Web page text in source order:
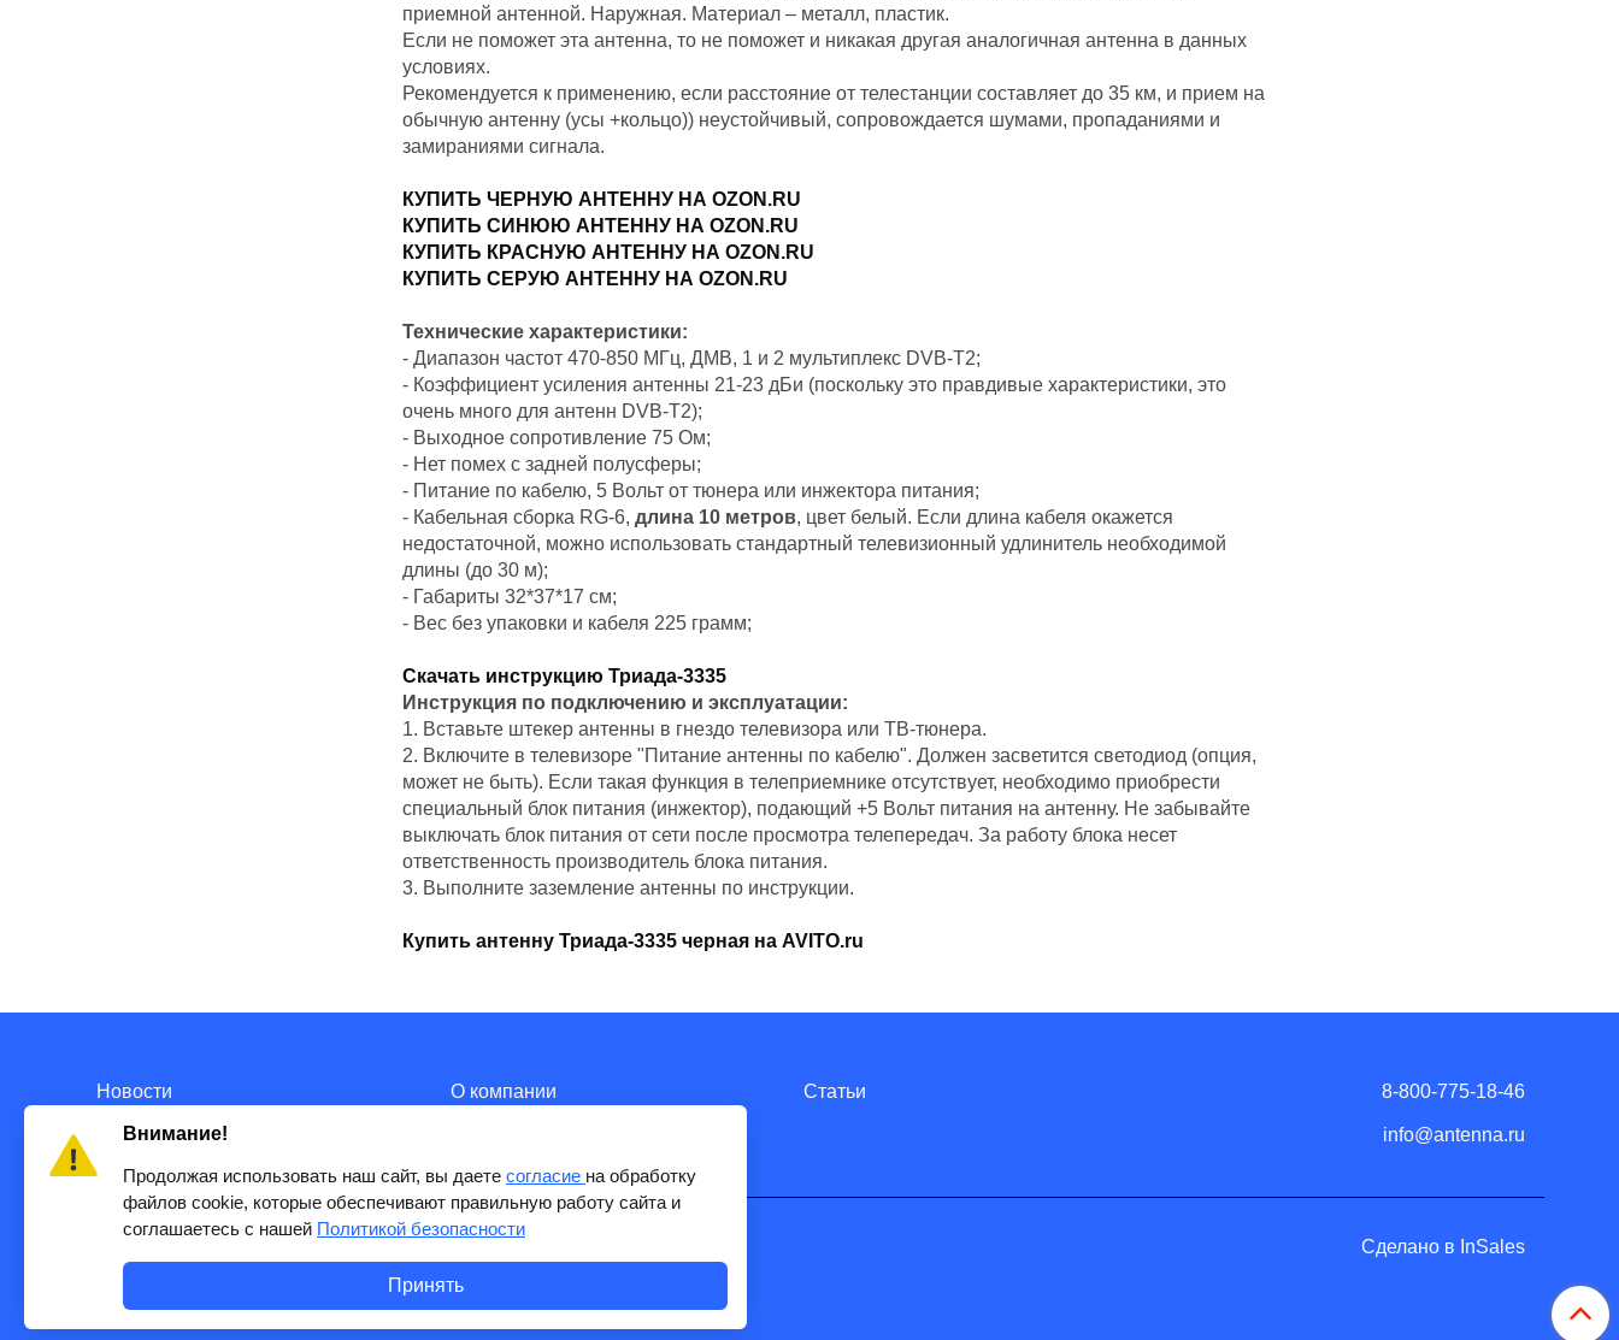
приемной антенной. Наружная. Материал – металл, пластик.
Если не поможет эта антенна, то не поможет и никакая другая аналогичная антенна в данных
условиях.
Рекомендуется к применению, если расстояние от телестанции составляет до 35 км, и прием на
обычную антенну (усы +кольцо)) неустойчивый, сопровождается шумами, пропаданиями и
замираниями сигнала.
КУПИТЬ ЧЕРНУЮ АНТЕННУ НА OZON.RU
КУПИТЬ СИНЮЮ АНТЕННУ НА OZON.RU
КУПИТЬ КРАСНУЮ АНТЕННУ НА OZON.RU
КУПИТЬ СЕРУЮ АНТЕННУ НА OZON.RU
Технические характеристики:
- Диапазон частот 470-850 МГц, ДМВ, 1 и 2 мультиплекс DVB-T2;
- Коэффициент усиления антенны 21-23 дБи (поскольку это правдивые характеристики, это
очень много для антенн DVB-T2);
- Выходное сопротивление 75 Ом;
- Нет помех с задней полусферы;
- Питание по кабелю, 5 Вольт от тюнера или инжектора питания;
- Кабельная сборка RG-6, длина 10 метров, цвет белый. Если длина кабеля окажется
недостаточной, можно использовать стандартный телевизионный удлинитель необходимой
длины (до 30 м);
- Габариты 32*37*17 см;
- Вес без упаковки и кабеля 225 грамм;
Скачать инструкцию Триада-3335
Инструкция по подключению и эксплуатации:
1. Вставьте штекер антенны в гнездо телевизора или ТВ-тюнера.
2. Включите в телевизоре "Питание антенны по кабелю". Должен засветится светодиод (опция,
может не быть). Если такая функция в телеприемнике отсутствует, необходимо приобрести
специальный блок питания (инжектор), подающий +5 Вольт питания на антенну. Не забывайте
выключать блок питания от сети после просмотра телепередач. За работу блока несет
ответственность производитель блока питания.
3. Выполните заземление антенны по инструкции.
Купить антенну Триада-3335 черная на AVITO.ru
Новости О компании Статьи 8-800-775-18-46
info@antenna.ru
Сделано в InSales
Внимание!
Продолжая использовать наш сайт, вы даете согласие на обработку
файлов cookie, которые обеспечивают правильную работу сайта и
соглашаетесь с нашей Политикой безопасности
Принять